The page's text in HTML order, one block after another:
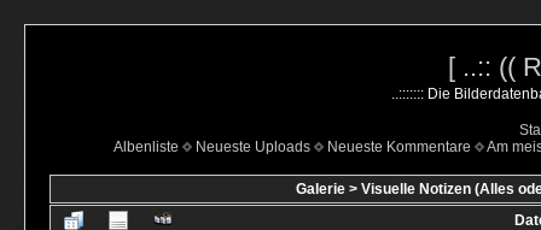
[ ..:: ((
..::::::: Die
Albenliste
Neueste Uploads Neueste Kommentare Am
Galerie> Visuelle Notizen (Alles